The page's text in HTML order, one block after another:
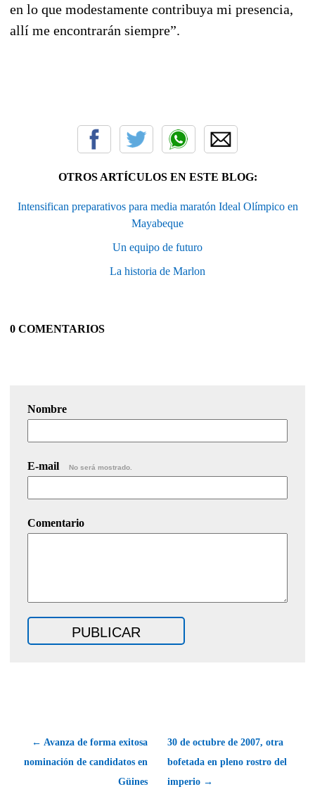
en lo que modestamente contribuya mi presencia,
allí me encontrarán siempre”.
OTROS ARTÍCULOS EN ESTE BLOG:
Intensifican preparativos para media maratón Ideal Olímpico en
Mayabeque
Un equipo de futuro
La historia de Marlon
0 COMENTARIOS
Nombre
E-mail No será mostrado.
Comentario
← Avanza de forma exitosa
nominación de candidatos en
Güines
30 de octubre de 2007, otra
bofetada en pleno rostro del
imperio →